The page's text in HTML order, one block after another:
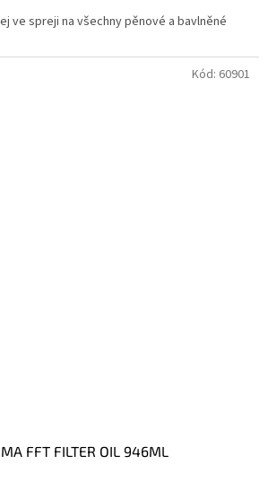
ve spreji na všechny pěnové a bavlněné
FFT FILTER OIL 946ML
Kód: 60901